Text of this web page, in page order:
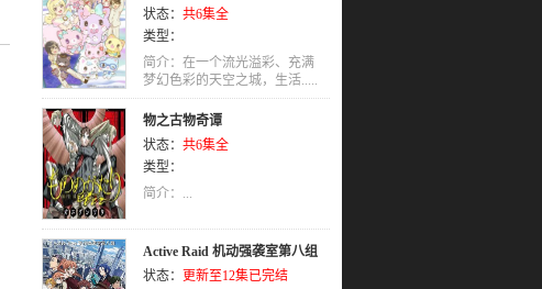
状态： 共6集全
类型：
简介：在一个流光溢彩、充满
梦幻色彩的天空之城，生活.....
物之古物奇谭
状态： 共6集全
类型：
简介：...
Active Raid 机动强袭室第八组
状态： 更新至12集已完结